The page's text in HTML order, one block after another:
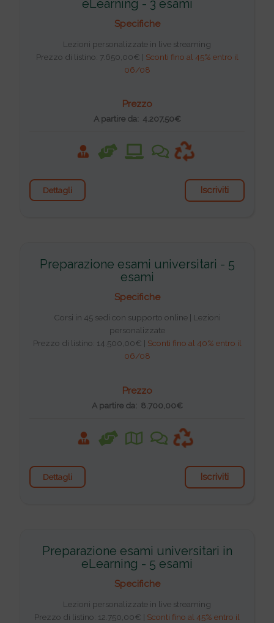
eLearning - 3 esami
Specifiche
Lezioni personalizzate in live streaming
Prezzo di listino: 7.650,00€ | Sconti fino al 45% entro il
06/08
Prezzo
A partire da: 4.207,50€
Dettagli Iscriviti
Preparazione esami universitari - 5
esami
Specifiche
Corsi in 45 sedi con supporto online | Lezioni
personalizzate
Prezzo di listino: 14.500,00€ | Sconti fino al 40% entro il
06/08
Prezzo
A partire da: 8.700,00€
Dettagli Iscriviti
Preparazione esami universitari in
eLearning - 5 esami
Specifiche
Lezioni personalizzate in live streaming
Prezzo di listino: 12.750,00€ | Sconti fino al 45% entro il